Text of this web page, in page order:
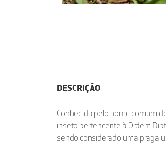
DESCRIÇÃO
Conhecida pelo nome comum
inseto pertencente à Ordem
sendo considerado uma praga